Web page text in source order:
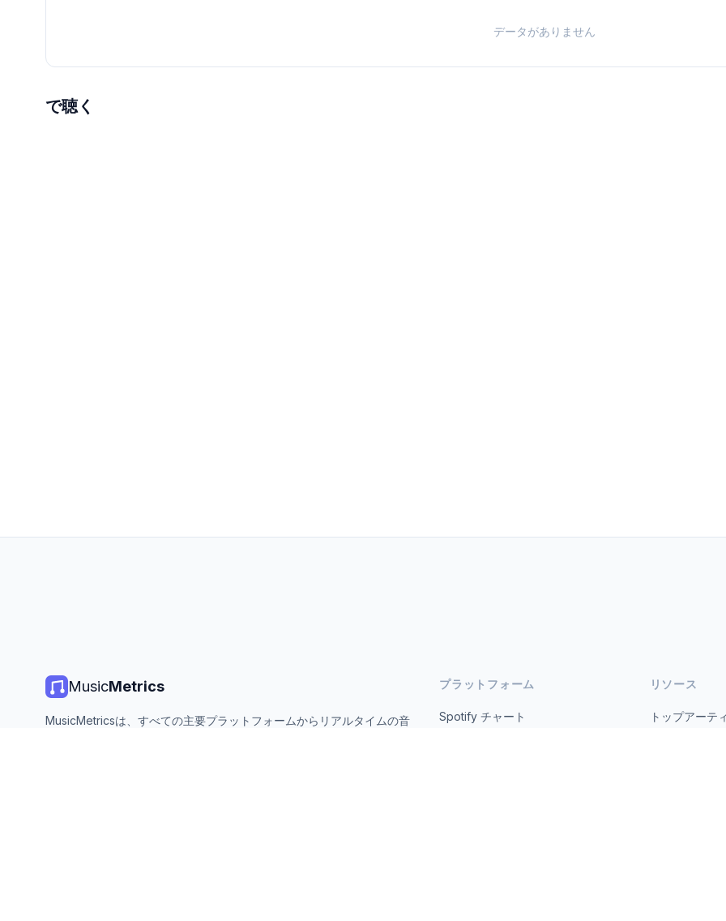
データがありません
で聴く
MusicMetrics
MusicMetricsは、すべての主要プラットフォームからリアルタイムの音
プラットフォーム
Spotify チャート
リソース
トップアーテ